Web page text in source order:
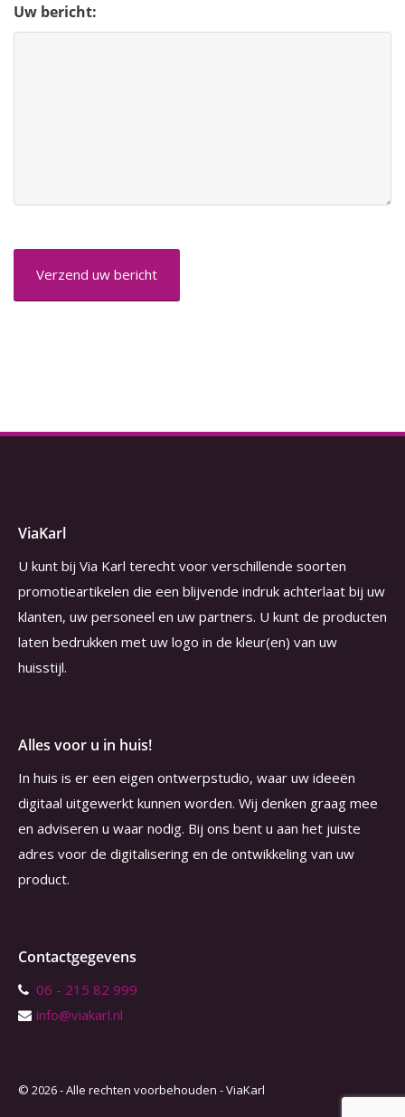
Uw bericht:
ViaKarl
U kunt bij Via Karl terecht voor verschillende soorten
promotieartikelen die een blijvende indruk achterlaat bij uw
klanten, uw personeel en uw partners. U kunt de producten
laten bedrukken met uw logo in de kleur(en) van uw
huisstijl.
Alles voor u in huis!
In huis is er een eigen ontwerpstudio, waar uw ideeën
digitaal uitgewerkt kunnen worden. Wij denken graag mee
en adviseren u waar nodig. Bij ons bent u aan het juiste
adres voor de digitalisering en de ontwikkeling van uw
product.
Contactgegevens
06 - 215 82 999
info@viakarl.nl
© 2026 - Alle rechten voorbehouden - ViaKarl